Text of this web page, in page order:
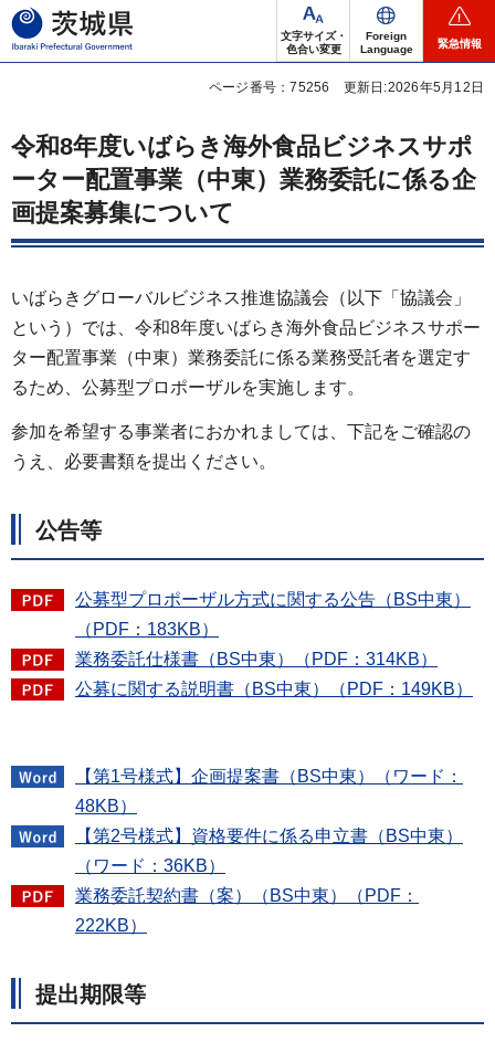
茨城県
文字サイズ・
色合い変更
Foreign
Language
緊急情報
ページ番号：75256 更新日:2026年5月12日
令和8年度いばらき海外食品ビジネスサポ
ーター配置事業（中東）業務委託に係る企
画提案募集について
いばらきグローバルビジネス推進協議会（以下「協議会」
という）では、令和8年度いばらき海外食品ビジネスサポー
ター配置事業（中東）業務委託に係る業務受託者を選定す
るため、公募型プロポーザルを実施します。
参加を希望する事業者におかれましては、下記をご確認の
うえ、必要書類を提出ください。
公告等
公募型プロポーザル方式に関する公告（BS中東）
（PDF：183KB）
業務委託仕様書（BS中東）（PDF：314KB）
公募に関する説明書（BS中東）（PDF：149KB）
【第1号様式】企画提案書（BS中東）（ワード：
48KB）
【第2号様式】資格要件に係る申立書（BS中東）
（ワード：36KB）
業務委託契約書（案）（BS中東）（PDF：
222KB）
提出期限等